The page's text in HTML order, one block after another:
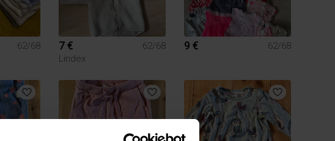
62/68 7 €
62/68
Lindex
9 € 62/68